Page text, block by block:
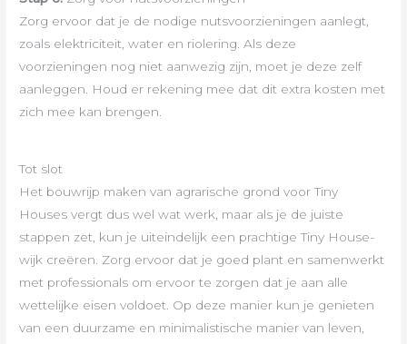
Zorg ervoor dat je de nodige nutsvoorzieningen aanlegt,
zoals elektriciteit, water en riolering. Als deze
voorzieningen nog niet aanwezig zijn, moet je deze zelf
aanleggen. Houd er rekening mee dat dit extra kosten met
zich mee kan brengen.
Tot slot
Het bouwrijp maken van agrarische grond voor Tiny
Houses vergt dus wel wat werk, maar als je de juiste
stappen zet, kun je uiteindelijk een prachtige Tiny House-
wijk creëren. Zorg ervoor dat je goed plant en samenwerkt
met professionals om ervoor te zorgen dat je aan alle
wettelijke eisen voldoet. Op deze manier kun je genieten
van een duurzame en minimalistische manier van leven,